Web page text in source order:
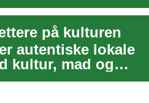
på kulturen
autentiske lokale
kultur, mad og